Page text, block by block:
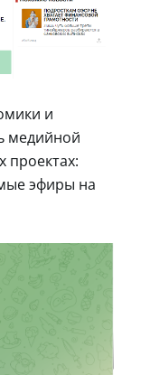
и
медийной
проектах:
эфиры на